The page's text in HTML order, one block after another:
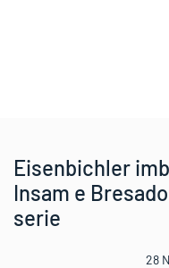
Eisenbichler
Insam e
serie
28